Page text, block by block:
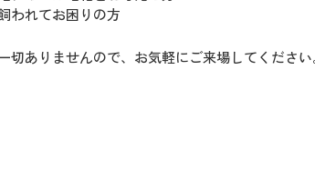
われてお困りの方
切ありませんので、お気軽にご来場してください